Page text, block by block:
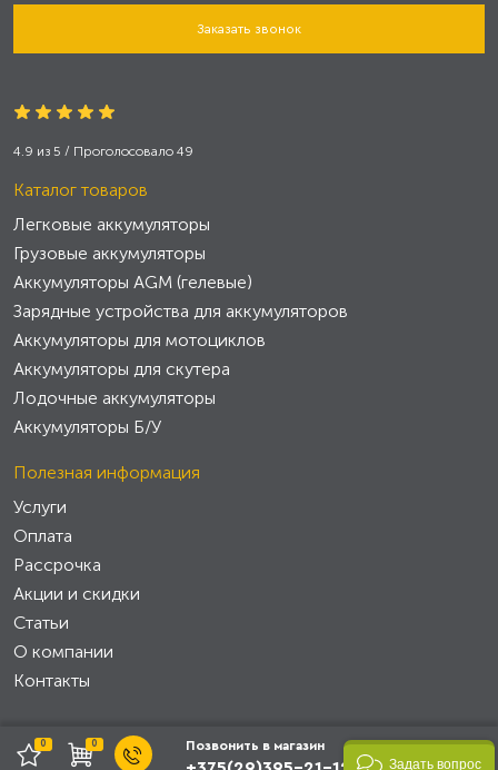
0 0 Позвонить в магазин
Заказать звонок
4.9 из 5 / Проголосовало 49
Каталог товаров
Легковые аккумуляторы
Грузовые аккумуляторы
Аккумуляторы AGM (гелевые)
Зарядные устройства для аккумуляторов
Аккумуляторы для мотоциклов
Аккумуляторы для скутера
Лодочные аккумуляторы
Аккумуляторы Б/У
Полезная информация
Услуги
Оплата
Рассрочка
Акции и скидки
Статьи
О компании
Контакты
Задать вопрос